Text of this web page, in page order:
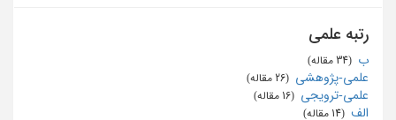
رتبه علمی
ب
علمی-پژوهشی
علمی-ترویجی
الف